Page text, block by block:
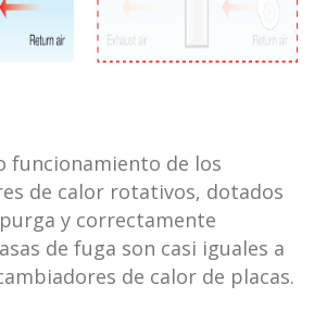
funcionamiento de los
de calor rotativos, dotados
y correctamente
de fuga son casi iguales a
de calor de placas.